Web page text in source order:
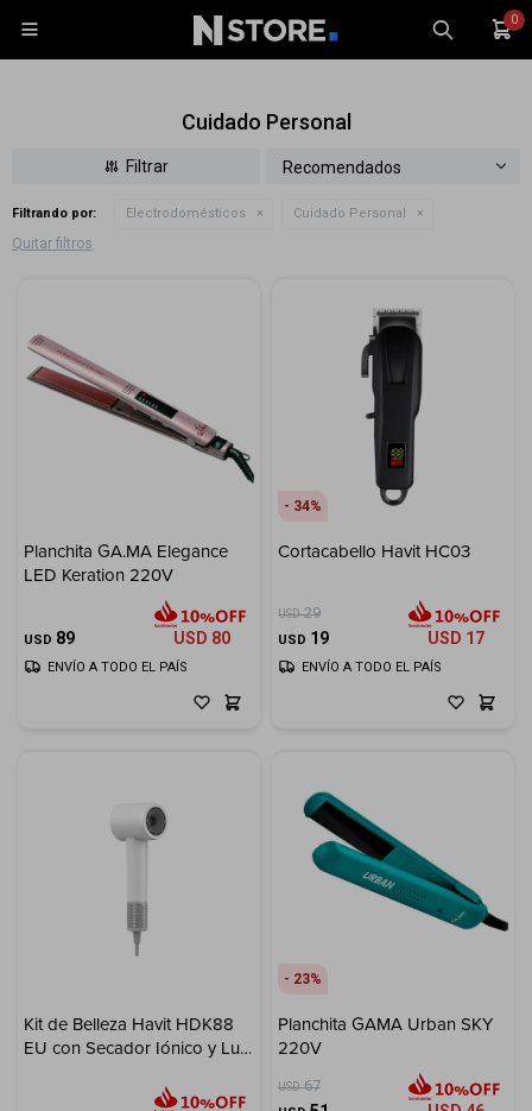
0

Cuidado Personal
Recomendados
Filtrando por: Electrodomésticos Cuidado Personal
Quitar filtros
Planchita GA.MA Elegance
LED Keration 220V
USD 89 USD 80
ENVÍO A TODO EL PAÍS
34
Cortacabello Havit HC03
USD 29
USD 19 USD 17
ENVÍO A TODO EL PAÍS
Kit de Belleza Havit HDK88
EU con Secador Iónico y Luz
23
Planchita GAMA Urban SKY
220V
USD 67
Electrodomésticos
Movilidad
Monitores